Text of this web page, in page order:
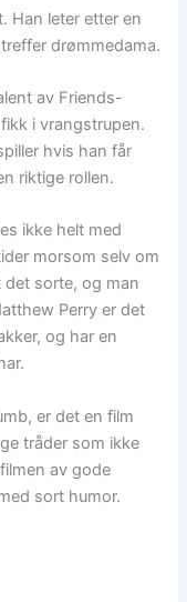
Han leter etter en
drømmedama.
av Friends-
i vrangstrupen.
hvis han får
riktige rollen.
ikke helt med
morsom selv om
det sorte, og man
Perry er det
og har en
er det en film
tråder som ikke
av gode
sort humor.